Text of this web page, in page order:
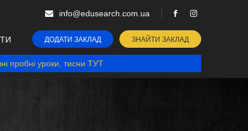
info@edusearch.com.ua
ДОДАТИ ЗАКЛАД ЗНАЙТИ ЗАКЛАД
пробні уроки, тисни ТУТ